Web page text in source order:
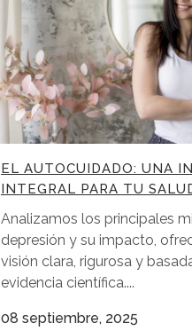
EL AUTOCUIDADO: UNA
INTEGRAL PARA TU
Analizamos los principales
depresión y su impacto,
visión clara, rigurosa y
evidencia científica....
08 septiembre, 2025